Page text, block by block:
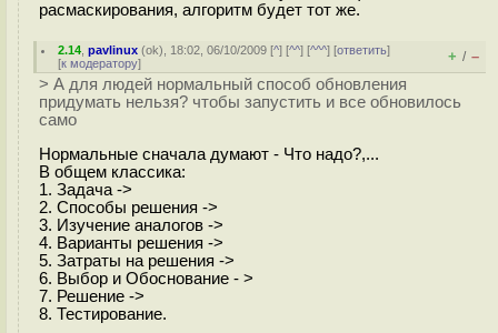
расмаскирования, алгоритм будет тот же.
2.14 ,pavlinux (ok), 18:02, 06/10/2009 [^] [^^] [^^^] [ответить]
[к модератору] + / –
> А для людей нормальный способ обновления
придумать нельзя? чтобы запустить и все обновилось
само
Нормальные сначала думают - Что надо?,...
В общем классика:
1. Задача ->
2. Способы решения ->
3. Изучение аналогов ->
4. Варианты решения ->
5. Затраты на решения ->
6. Выбор и Обоснование - >
7. Решение ->
8. Тестирование.